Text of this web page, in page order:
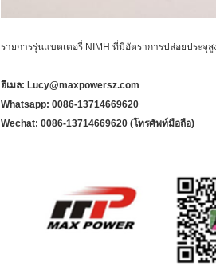
รายการรุ่นแบตเตอรี่ NIMH ที่มีอัตราการปล่อยประ
อีเมล: Lucy@maxpowersz.com
Whatsapp: 0086-13714669620
Wechat: 0086-13714669620 (โทรศัพท์มือถือ)